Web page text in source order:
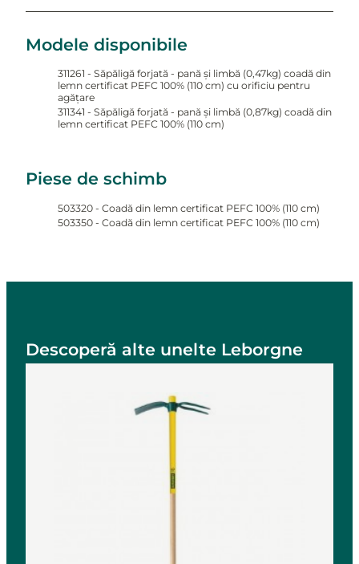
Modele disponibile
311261 - Săpăligă forjată - pană și limbă (0,47kg) coadă din
lemn certificat PEFC 100% (110 cm) cu orificiu pentru
agățare
311341 - Săpăligă forjată - pană și limbă (0,87kg) coadă din
lemn certificat PEFC 100% (110 cm)
Piese de schimb
503320 - Coadă din lemn certificat PEFC 100% (110 cm)
503350 - Coadă din lemn certificat PEFC 100% (110 cm)
Descoperă alte unelte Leborgne